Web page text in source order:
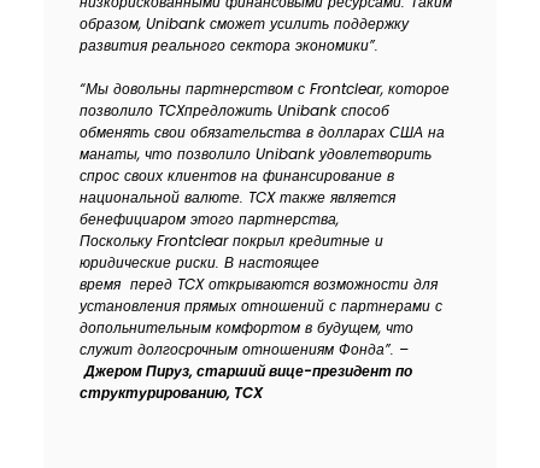
образом, Unibankсможет усилить поддержку
развития реального сектора экономики”.
“Мы довольны партнерством с Frontclear, которое
позволило TCXпредложить Unibankспособ
обменять свои обязательства в долларах США на
манаты, что позволило Unibankудовлетворить
спрос своих клиентов на финансирование в
национальной валюте. TCXтакже является
бенефициаром этого партнерства,
ПосколькуFrontclearпокрыл кредитные и
юридические риски. В настоящее
время перед TCXоткрываются возможности для
установления прямых отношений с партнерами с
допольнительным комфортом в будущем, что
служит долгосрочным отношениям Фонда”. –
Джером Пируз, старший вице-президент по
структурированию, TCX